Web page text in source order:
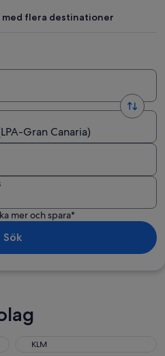
med flera destinationer
Gran Canaria)
mer och spara*
Sök
KLM
KLM